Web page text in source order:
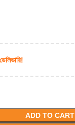
ADD TO CART